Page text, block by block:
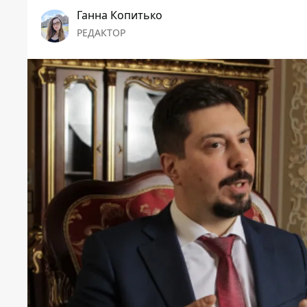
Ганна Копитько
РЕДАКТОР